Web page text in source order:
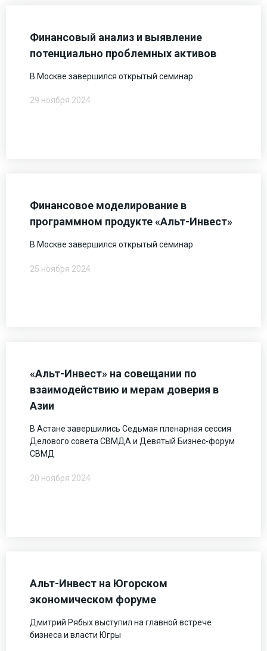
Финансовый анализ и выявление
потенциально проблемных активов
В Москве завершился открытый семинар
29 ноября 2024
Финансовое моделирование в
программном продукте «Альт-Инвест»
В Москве завершился открытый семинар
25 ноября 2024
«Альт-Инвест» на совещании по
взаимодействию и мерам доверия в
Азии
В Астане завершились Седьмая пленарная сессия
Делового совета СВМДА и Девятый Бизнес-форум
СВМД
20 ноября 2024
Альт-Инвест на Югорском
экономическом форуме
Дмитрий Рябых выступил на главной встрече
бизнеса и власти Югры